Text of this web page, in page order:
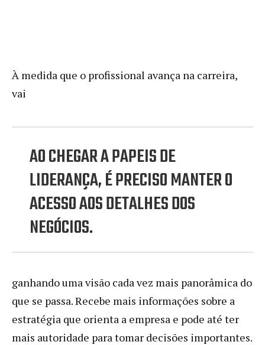
À medida que o profissional avança na carreira,
vai
AO CHEGAR A PAPEIS DE
LIDERANÇA, É PRECISO MANTER O
ACESSO AOS DETALHES DOS
NEGÓCIOS.
ganhando uma visão cada vez mais panorâmica do
que se passa. Recebe mais informações sobre a
estratégia que orienta a empresa e pode até ter
mais autoridade para tomar decisões importantes.